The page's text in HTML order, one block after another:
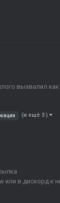
вызвалил как
(и ещё 3 )
или в дискорд к